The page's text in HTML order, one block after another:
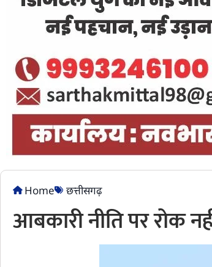
Home छत्तीसगढ़
आबकारी नीति पर रोक